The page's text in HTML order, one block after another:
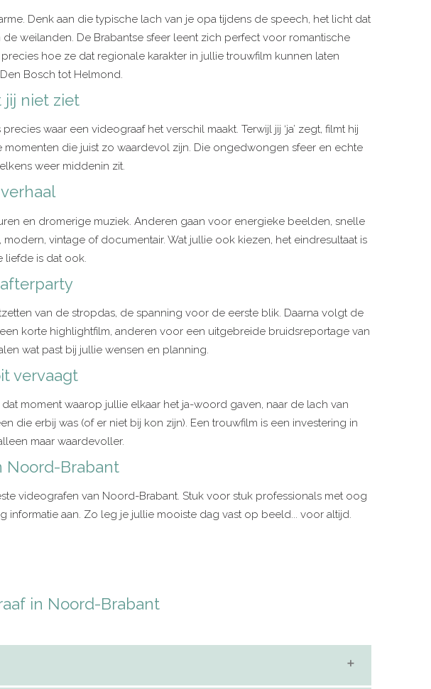
Denk aan die typische lach van je opa tijdens de speech, het licht dat
weilanden. De Brabantse sfeer leent zich perfect voor romantische
hoe ze dat regionale karakter in jullie trouwfilm kunnen laten
Bosch tot Helmond.
jij niet ziet
waar een videograaf het verschil maakt. Terwijl jij ‘ja’ zegt, filmt hij
die juist zo waardevol zijn. Die ongedwongen sfeer en echte
weer middenin zit.
en dromerige muziek. Anderen gaan voor energieke beelden, snelle
vintage of documentair. Wat jullie ook kiezen, het eindresultaat is
liefde is dat ook.
van de stropdas, de spanning voor de eerste blik. Daarna volgt de
korte highlightfilm, anderen voor een uitgebreide bruidsreportage van
wat past bij jullie wensen en planning.
vervaagt
moment waarop jullie elkaar het ja-woord gaven, naar de lach van
die erbij was (of er niet bij kon zijn). Een trouwfilm is een investering in
maar waardevoller.
Noord-Brabant
videografen van Noord-Brabant. Stuk voor stuk professionals met oog
informatie aan. Zo leg je jullie mooiste dag vast op beeld... voor altijd.
in Noord-Brabant